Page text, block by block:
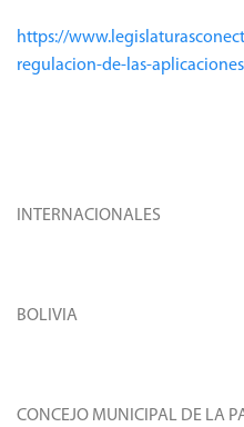
https://
regulacion-de-las-
INTERNACIONALES
BOLIVIA
CONCEJO MUNICIPAL DE LA